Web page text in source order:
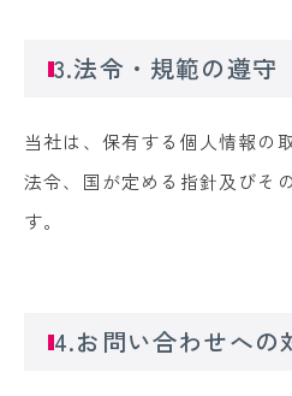
3.法令・規範の遵守
当社は、保有する個人情報の
法令、国が定める指針及びそ
す。
4.お問い合わせへの